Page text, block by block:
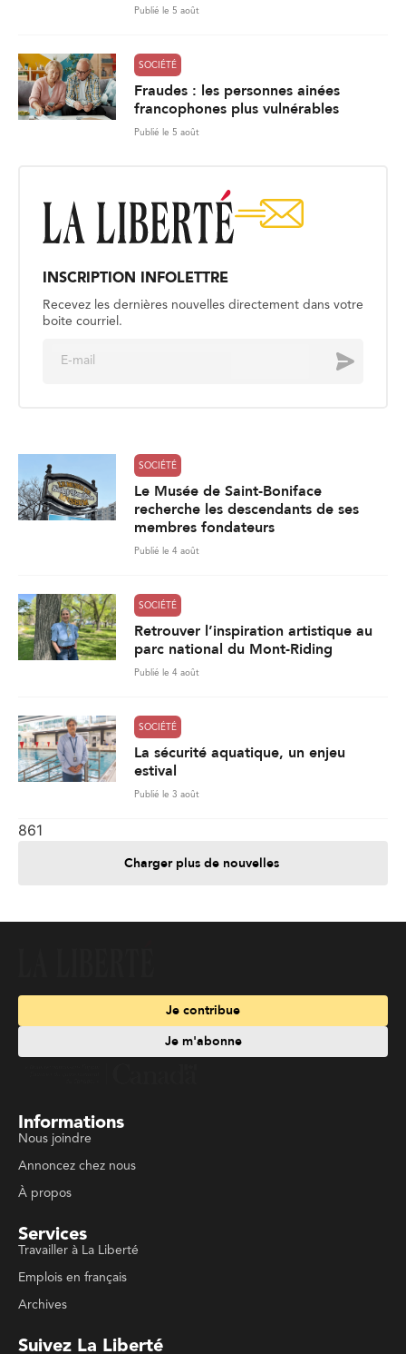
Publié le 5 août
SOCIÉTÉ
Fraudes : les personnes ainées
francophones plus vulnérables
Publié le 5 août
INSCRIPTION INFOLETTRE
Recevez les dernières nouvelles directement dans votre
boite courriel.
Envoyer
SOCIÉTÉ
Le Musée de Saint-Boniface
recherche les descendants de ses
membres fondateurs
Publié le 4 août
SOCIÉTÉ
Retrouver l’inspiration artistique au
parc national du Mont-Riding
Publié le 4 août
SOCIÉTÉ
La sécurité aquatique, un enjeu
estival
Publié le 3 août
861
Charger plus de nouvelles
Je contribue
Je m'abonne
Informations
Nous joindre
Annoncez chez nous
À propos
Services
Travailler à La Liberté
Emplois en français
Archives
Suivez La Liberté